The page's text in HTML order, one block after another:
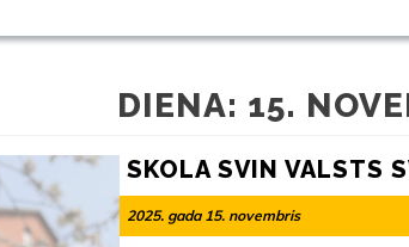
DIENA: 15.
SKOLA SVIN VALSTS
2025. gada 15. novembris2025.
gada